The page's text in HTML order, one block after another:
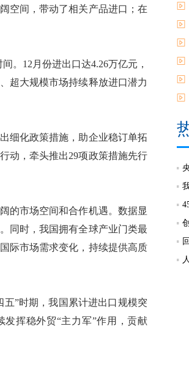
空间，带动了相关产品进口；在
12月份进出口达4.26万亿元，
超大规模市场持续释放进口潜力
细化政策措施，助企业稳订单拓
动，牵头推出29项政策措施先行
市场空间和合作机遇。数据显
同时，我国拥有全球产业门类最
际市场需求变化，持续提供高质
”时期，我国累计进出口规模突
发挥稳外贸“主力军”作用，贡献